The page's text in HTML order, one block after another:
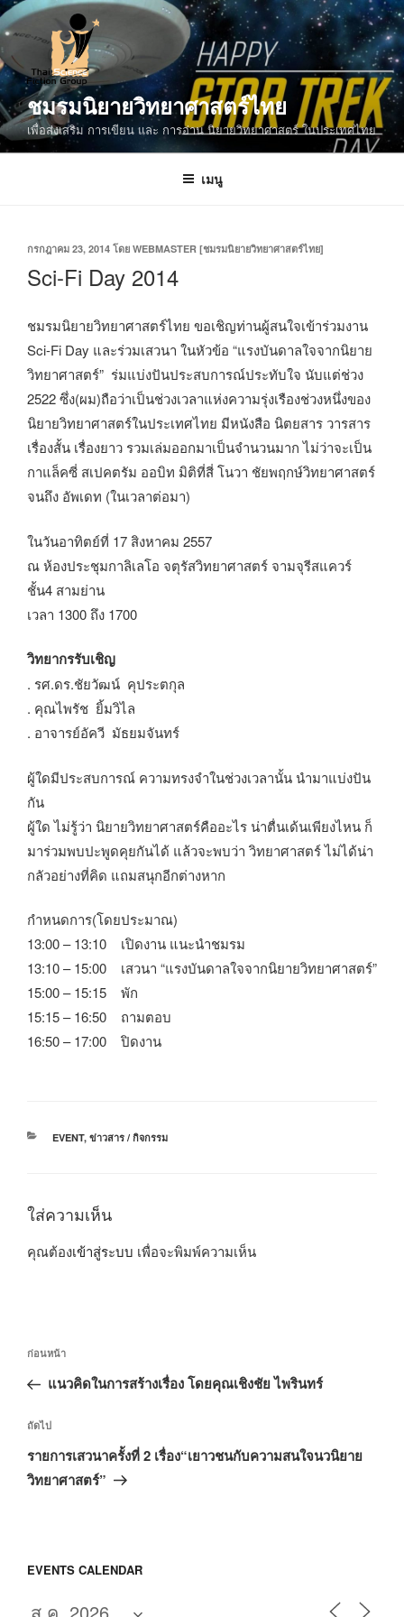
ข้าม
ไป
ยัง
บทความ
ชมรมนิยายวิทยาศาสตร์ไทย
เพื่อส่งเสริม การเขียน และ การอ่าน นิยายวิทยาศาสตร์ ในประเทศไทย
เมนู
เขียน
ที่
กรกฎาคม 23, 2014 โดย WEBMASTER [ชมรมนิยายวิทยาศาสตร์ไทย]
Sci-Fi Day 2014
ชมรมนิยายวิทยาศาสตร์ไทย ขอเชิญท่านผู้สนใจเข้าร่วมงาน
Sci-Fi Day และร่วมเสวนา ในหัวข้อ “แรงบันดาลใจจากนิยาย
วิทยาศาสตร์” ร่มแบ่งปันประสบการณ์ประทับใจ นับแต่ช่วง
2522 ซึ่ง(ผม)ถือว่าเป็นช่วงเวลาแห่งความรุ่งเรืองช่วงหนึ่งของ
นิยายวิทยาศาสตร์ในประเทศไทย มีหนังสือ นิตยสาร วารสาร
เรื่องสั้น เรื่องยาว รวมเล่มออกมาเป็นจำนวนมาก ไม่ว่าจะเป็น
กาแล็คซี่ สเปคตรัม ออบิท มิติที่สี่ โนวา ชัยพฤกษ์วิทยาศาสตร์
จนถึง อัพเดท (ในเวลาต่อมา)
ในวันอาทิตย์ที่ 17 สิงหาคม 2557
ณ ห้องประชุมกาลิเลโอ จตุรัสวิทยาศาสตร์ จามจุรีสแควร์
ชั้น4 สามย่าน
เวลา 1300 ถึง 1700
วิทยากรรับเชิญ
. รศ.ดร.ชัยวัฒน์ คุประตกุล
. คุณไพรัช ยิ้มวิไล
. อาจารย์อัควี มัธยมจันทร์
ผู้ใดมีประสบการณ์ ความทรงจำในช่วงเวลานั้น นำมาแบ่งปัน
กัน
ผู้ใด ไม่รู้ว่า นิยายวิทยาศาสตร์คืออะไร น่าตื่นเด้นเพียงไหน ก็
มาร่วมพบปะพูดคุยกันได้ แล้วจะพบว่า วิทยาศาสตร์ ไม่ได้น่า
กลัวอย่างที่คิด แถมสนุกอีกต่างหาก
กำหนดการ(โดยประมาณ)
13:00 – 13:10 เปิดงาน แนะนำชมรม
13:10 – 15:00 เสวนา “แรงบันดาลใจจากนิยายวิทยาศาสตร์”
15:00 – 15:15 พัก
15:15 – 16:50 ถามตอบ
16:50 – 17:00 ปิดงาน
หมวด
EVENT, ข่าวสาร / กิจกรรม
ใส่ความเห็น
คุณต้องเข้าสู่ระบบ เพื่อจะพิมพ์ความเห็น
แนะแนว
เรื่อง
เรื่อง
ก่อน
ก่อนหน้า
แนวคิดในการสร้างเรื่อง โดยคุณเชิงชัย ไพรินทร์
เรื่อง
ถัด
ไป
ถัดไป
รายการเสวนาครั้งที่ 2 เรื่อง“เยาวชนกับความสนใจนวนิยาย
วิทยาศาสตร์”
EVENTS CALENDAR